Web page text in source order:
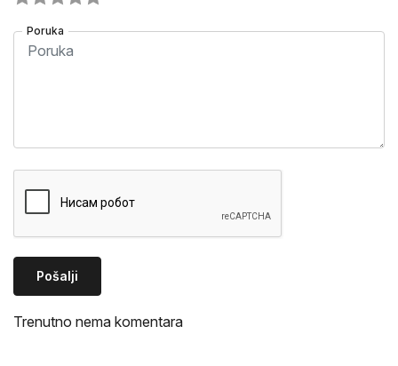
Poruka
Pošalji
Trenutno nema komentara